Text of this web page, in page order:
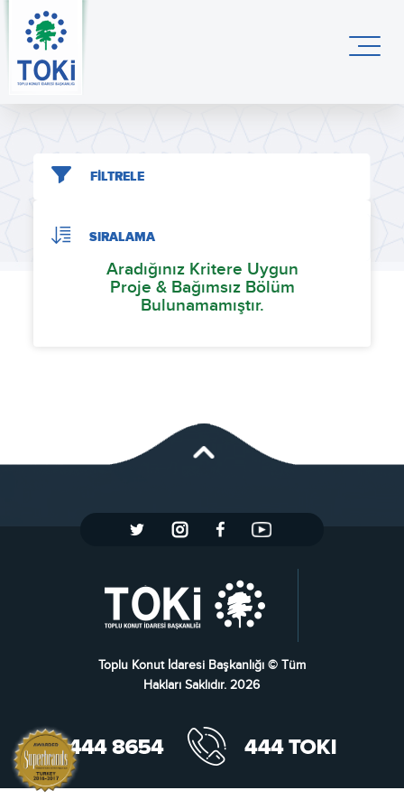
FİLTRELE
SIRALAMA
Aradığınız Kritere Uygun
Proje & Bağımsız Bölüm
Bulunamamıştır.
Toplu Konut İdaresi Başkanlığı © Tüm
Hakları Saklıdır. 2026